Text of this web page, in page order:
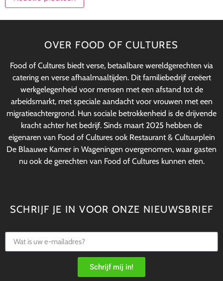
OVER FOOD OF CULTURES
Food of Cultures biedt verse, betaalbare wereldgerechten via
catering en verse afhaalmaaltijden. Dit familiebedrijf creëert
werkgelegenheid voor mensen met een afstand tot de
arbeidsmarkt, met speciale aandacht voor vrouwen met een
migratieachtergrond. Hun sociale betrokkenheid is de drijvende
kracht achter het bedrijf. Sinds maart 2025 hebben de
eigenaren van Food of Cultures ook Restaurant & Cultuurplein
De Blaauwe Kamer in Wageningen overgenomen, waar gasten
nu ook de gerechten van Food of Cultures kunnen eten.
SCHRIJF JE IN VOOR ONZE NIEUWSBRIEF
Schrijf mij in!